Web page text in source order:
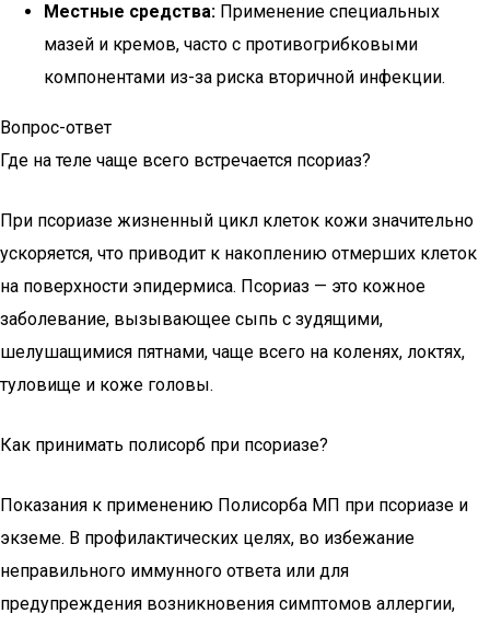
Местные средства: Применение специальных
мазей и кремов, часто с противогрибковыми
компонентами из-за риска вторичной инфекции.
Вопрос-ответ
Где на теле чаще всего встречается псориаз?
При псориазе жизненный цикл клеток кожи значительно
ускоряется, что приводит к накоплению отмерших клеток
на поверхности эпидермиса. Псориаз — это кожное
заболевание, вызывающее сыпь с зудящими,
шелушащимися пятнами, чаще всего на коленях, локтях,
туловище и коже головы.
Как принимать полисорб при псориазе?
Показания к применению Полисорба МП при псориазе и
экземе. В профилактических целях, во избежание
неправильного иммунного ответа или для
предупреждения возникновения симптомов аллергии,